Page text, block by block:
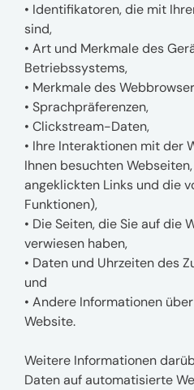
• Identifikatoren, die mit
sind,
• Art und Merkmale des
Betriebssystems,
• Merkmale des
• Sprachpräferenzen,
• Clickstream-Daten,
• Ihre Interaktionen mit der
Ihnen besuchten
angeklickten Links und die
Funktionen),
• Die Seiten, die Sie auf die
verwiesen haben,
• Daten und Uhrzeiten des
und
• Andere Informationen
Website.
Weitere Informationen
Daten auf automatisierte